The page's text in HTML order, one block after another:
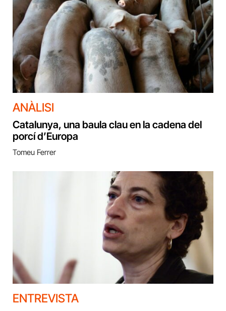
ANÀLISI
Catalunya, una baula clau en la cadena del
porcí d’Europa
Tomeu Ferrer
ENTREVISTA